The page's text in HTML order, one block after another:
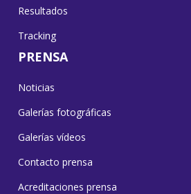
Resultados
Tracking
PRENSA
Noticias
Galerías fotográficas
Galerías vídeos
Contacto prensa
Acreditaciones prensa